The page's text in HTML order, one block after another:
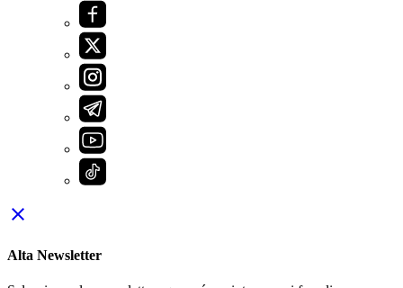
close
Alta Newsletter